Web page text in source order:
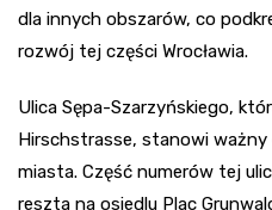
dla innych obszarów, co
rozwój tej części Wrocławia.
Ulica Sępa-Szarzyńskiego,
Hirschstrasse, stanowi ważny
miasta. Część numerów tej
reszta na osiedlu Plac